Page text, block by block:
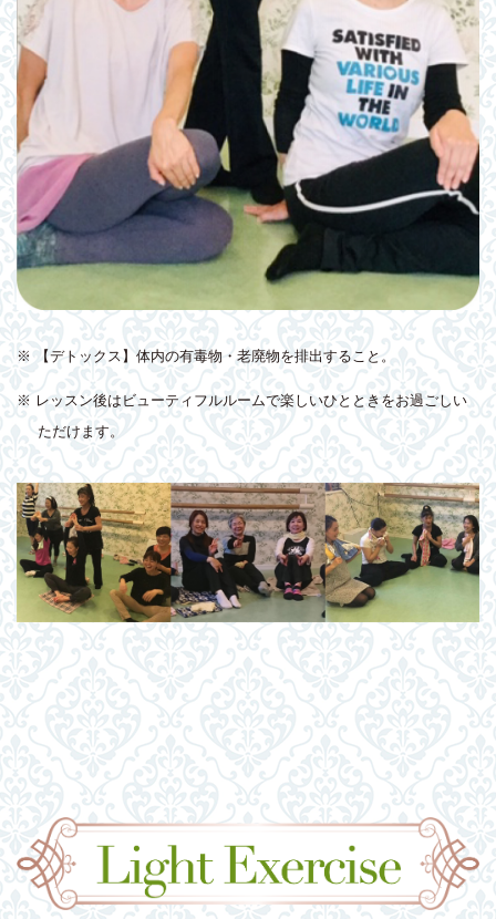
※ 【デトックス】体内の有毒物・老廃物を排出すること。
※ レッスン後はビューティフルルームで楽しいひとときをお過ごしい
ただけます。